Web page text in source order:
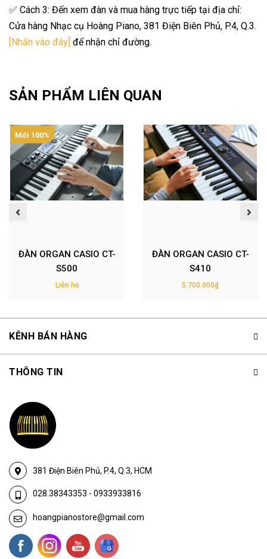
✅ Cách 3: Đến xem đàn và mua hàng trực tiếp tại địa chỉ:
Cửa hàng Nhạc cụ Hoàng Piano, 381 Điện Biên Phủ, P.4, Q.3.
[Nhấn vào đây] để nhận chỉ đường.
SẢN PHẨM LIÊN QUAN
Mới 100%
ĐÀN ORGAN CASIO CT-
S500
Liên hệ
ĐÀN ORGAN CASIO CT-
S410
5.700.000₫
KÊNH BÁN HÀNG
381 Điện Biên Phủ, P.4, Q.3, HCM
028.38343353 - 0933933816
hoangpianostore@gmail.com
THÔNG TIN